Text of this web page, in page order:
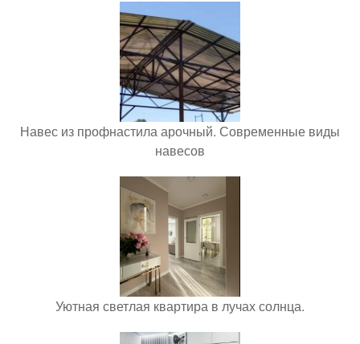
Навес из профнастила арочный. Современные виды
навесов
Уютная светлая квартира в лучах солнца.